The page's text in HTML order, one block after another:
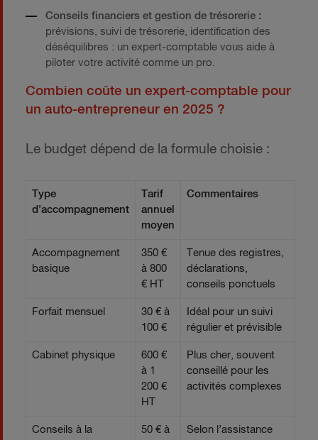
Conseils financiers et gestion de trésorerie :
prévisions, suivi de trésorerie, identification des
déséquilibres : un expert-comptable vous aide à
piloter votre activité comme un pro.
Combien coûte un expert-comptable pour
un auto-entrepreneur en 2025 ?
Le budget dépend de la formule choisie :
Type
d’accompagnement
Tarif
annuel
moyen
Commentaires
Accompagnement
basique
350 €
à 800
€ HT
Tenue des registres,
déclarations,
conseils ponctuels
Forfait mensuel
30 € à
100 €
Idéal pour un suivi
régulier et prévisible
Cabinet physique
600 €
à 1
200 €
HT
Plus cher, souvent
conseillé pour les
activités complexes
Conseils à la 50 € à Selon l’assistance